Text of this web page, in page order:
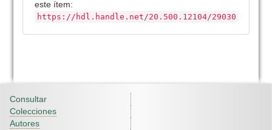
este ítem:
https://hdl.handle.net/20.500.12104/29030
Consultar
Colecciones
Autores